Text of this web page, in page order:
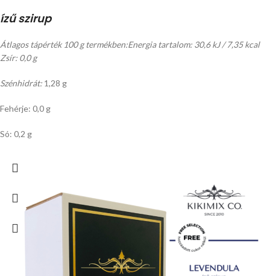
ízű szirup
Átlagos tápérték 100 g termékben:Energia tartalom: 30,6 kJ / 7,35 kcal
Zsír: 0,0 g
Szénhidrát: 1,28 g
Fehérje: 0,0 g
Só: 0,2 g